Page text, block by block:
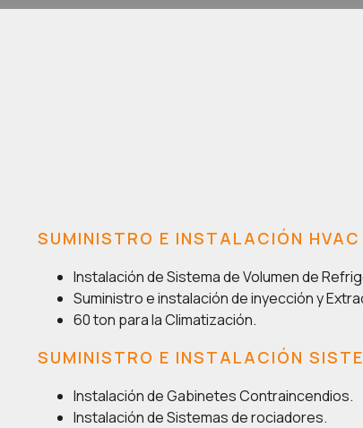
SUMINISTRO E INSTALACIÓN HVAC
Instalación de Sistema de Volumen de
Suministro e instalación de inyección y
60 ton para la Climatización.
SUMINISTRO E INSTALACIÓN
Instalación de Gabinetes Contraincendios.
Instalación de Sistemas de rociadores.